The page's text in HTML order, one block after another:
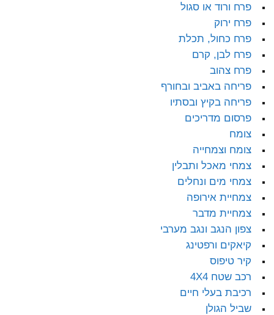
פרח ורוד או סגול
פרח ירוק
פרח כחול, תכלת
פרח לבן, קרם
פרח צהוב
פריחה באביב ובחורף
פריחה בקיץ ובסתיו
פרסום מדריכים
צומח
צומח וצמחייה
צמחי מאכל ותבלין
צמחי מים ונחלים
צמחיית אירופה
צמחיית מדבר
צפון הנגב ונגב מערבי
קיאקים ורפטינג
קיר טיפוס
רכב שטח 4X4
רכיבת בעלי חיים
שביל הגולן